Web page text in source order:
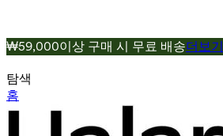
₩59,000이상 구매 시 무료 배송더보기
탐색
홈